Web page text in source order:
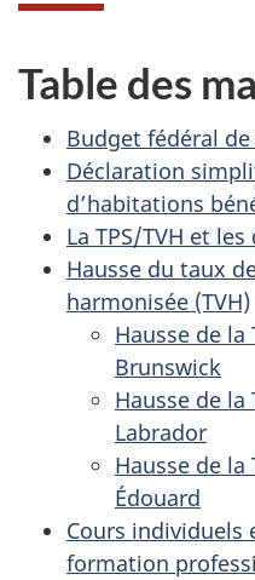
Table des
Budget fédéral de
Déclaration
d’habitations
La TPS/TVH et
Hausse du taux
harmonisée (TVH)
Hausse de la
Brunswick
Hausse de la
Labrador
Hausse de la
Édouard
Cours individuels
formation